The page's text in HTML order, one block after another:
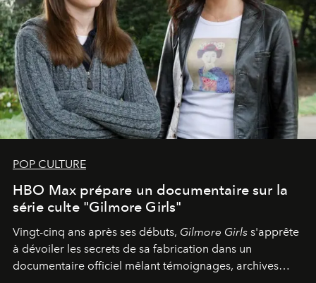
POP CULTURE
HBO Max prépare un documentaire sur la
série culte "Gilmore Girls"
Vingt-cinq ans après ses débuts, Gilmore Girls s'apprête
à dévoiler les secrets de sa fabrication dans un
documentaire officiel mêlant témoignages, archives